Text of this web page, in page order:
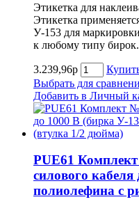
Этикетка для
Этикетка
У-153 для
к любому типу
3.239,96р
Выбрать для
Добавить в Личный
PUE61
силового
полиолефина с